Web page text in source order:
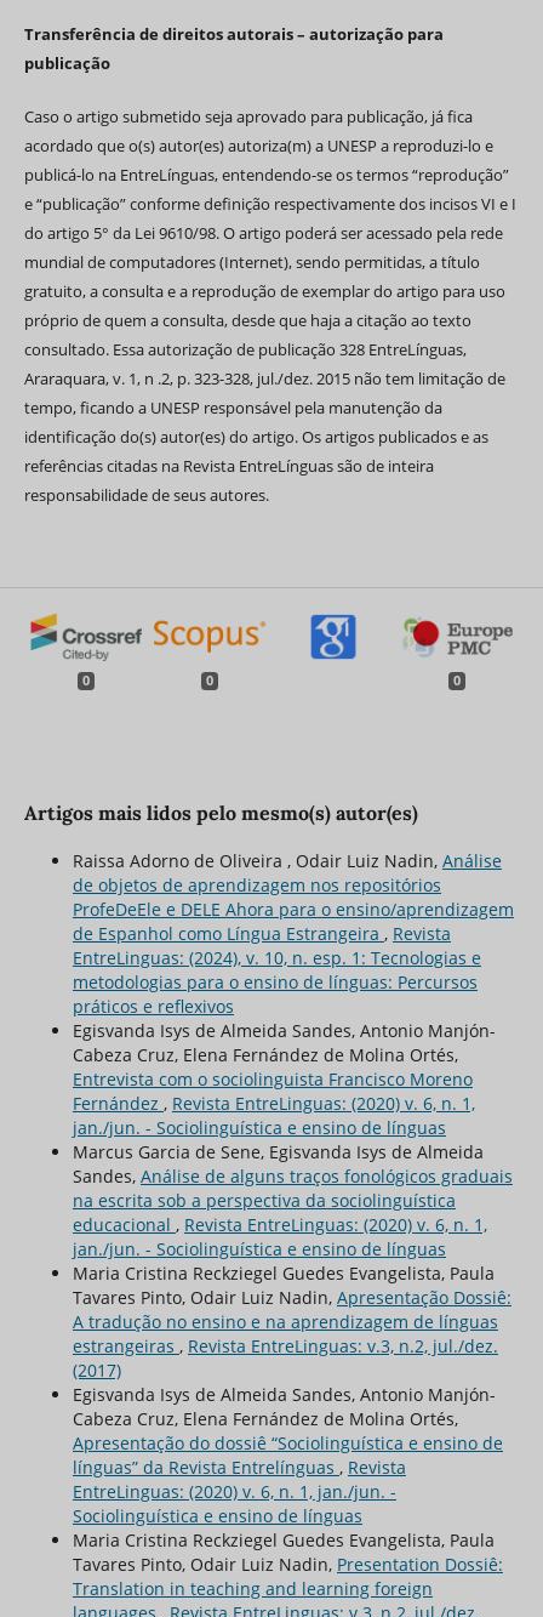
Transferência de direitos autorais – autorização para
publicação
Caso o artigo submetido seja aprovado para publicação, já fica
acordado que o(s) autor(es) autoriza(m) a UNESP a reproduzi-lo e
publicá-lo na EntreLínguas, entendendo-se os termos “reprodução”
e “publicação” conforme definição respectivamente dos incisos VI e I
do artigo 5° da Lei 9610/98. O artigo poderá ser acessado pela rede
mundial de computadores (Internet), sendo permitidas, a título
gratuito, a consulta e a reprodução de exemplar do artigo para uso
próprio de quem a consulta, desde que haja a citação ao texto
consultado. Essa autorização de publicação 328 EntreLínguas,
Araraquara, v. 1, n .2, p. 323-328, jul./dez. 2015 não tem limitação de
tempo, ficando a UNESP responsável pela manutenção da
identificação do(s) autor(es) do artigo. Os artigos publicados e as
referências citadas na Revista EntreLínguas são de inteira
responsabilidade de seus autores.
0 0 0
Artigos mais lidos pelo mesmo(s) autor(es)
Raissa Adorno de Oliveira , Odair Luiz Nadin, Análise
de objetos de aprendizagem nos repositórios
ProfeDeEle e DELE Ahora para o ensino/aprendizagem
de Espanhol como Língua Estrangeira , Revista
EntreLinguas: (2024), v. 10, n. esp. 1: Tecnologias e
metodologias para o ensino de línguas: Percursos
práticos e reflexivos
Egisvanda Isys de Almeida Sandes, Antonio Manjón-
Cabeza Cruz, Elena Fernández de Molina Ortés,
Entrevista com o sociolinguista Francisco Moreno
Fernández , Revista EntreLinguas: (2020) v. 6, n. 1,
jan./jun. - Sociolinguística e ensino de línguas
Marcus Garcia de Sene, Egisvanda Isys de Almeida
Sandes, Análise de alguns traços fonológicos graduais
na escrita sob a perspectiva da sociolinguística
educacional , Revista EntreLinguas: (2020) v. 6, n. 1,
jan./jun. - Sociolinguística e ensino de línguas
Maria Cristina Reckziegel Guedes Evangelista, Paula
Tavares Pinto, Odair Luiz Nadin, Apresentação Dossiê:
A tradução no ensino e na aprendizagem de línguas
estrangeiras , Revista EntreLinguas: v.3, n.2, jul./dez.
(2017)
Egisvanda Isys de Almeida Sandes, Antonio Manjón-
Cabeza Cruz, Elena Fernández de Molina Ortés,
Apresentação do dossiê “Sociolinguística e ensino de
línguas” da Revista Entrelínguas , Revista
EntreLinguas: (2020) v. 6, n. 1, jan./jun. -
Sociolinguística e ensino de línguas
Maria Cristina Reckziegel Guedes Evangelista, Paula
Tavares Pinto, Odair Luiz Nadin, Presentation Dossiê:
Translation in teaching and learning foreign